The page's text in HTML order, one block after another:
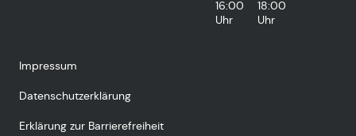
16:00
Uhr
18:00
Uhr
Impressum
Datenschutzerklärung
Erklärung zur Barrierefreiheit